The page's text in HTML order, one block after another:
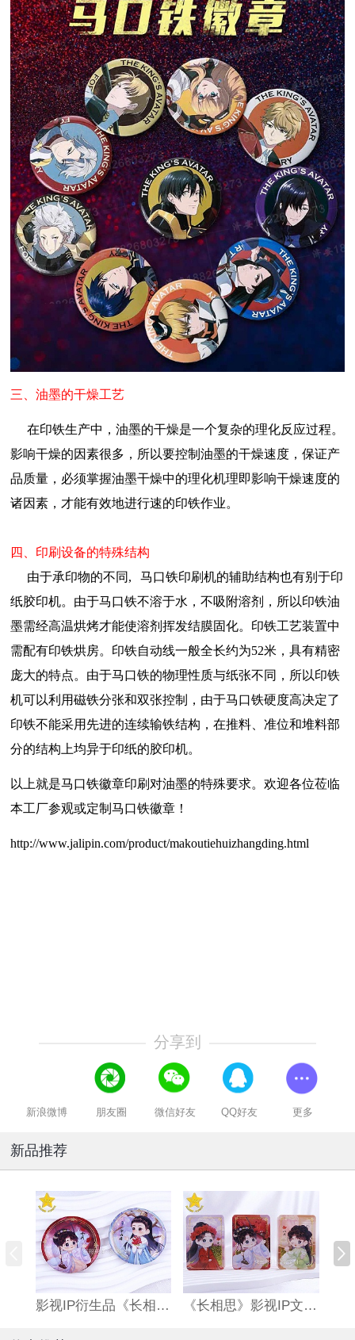
三、油墨的干燥工艺
在印铁生产中，油墨的干燥是一个复杂的理化反应过程。
影响干燥的因素很多，所以要控制油墨的干燥速度，保证产
品质量，必须掌握油墨干燥中的理化机理即影响干燥速度的
诸因素，才能有效地进行速的印铁作业。
四、印刷设备的特殊结构
由于承印物的不同, 马口铁印刷机的辅助结构也有别于印
纸胶印机。由于马口铁不溶于水，不吸附溶剂，所以印铁油
墨需经高温烘烤才能使溶剂挥发结膜固化。印铁工艺装置中
需配有印铁烘房。印铁自动线一般全长约为52米，具有精密
庞大的特点。由于马口铁的物理性质与纸张不同，所以印铁
机可以利用磁铁分张和双张控制，由于马口铁硬度高决定了
印铁不能采用先进的连续输铁结构，在推料、准位和堆料部
分的结构上均异于印纸的胶印机。
以上就是马口铁徽章印刷对油墨的特殊要求。欢迎各位莅临
本工厂参观或定制马口铁徽章！
http://www.jalipin.com/product/makoutiehuizhangding.html
分享到
新浪微博 朋友圈 微信好友 QQ好友 更多
新品推荐
影视IP衍生品《长相思》双闪吧唧 《长相思》影视IP文创亚克力流沙麻将